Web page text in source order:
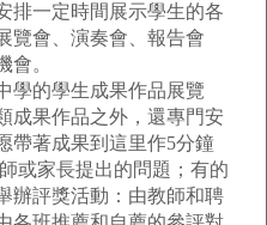
排一定時間展示學生的各
覽會、演奏會、報告會
會。
的學生成果作品展覽
成果作品之外，還專門安
帶著成果到這里作5分鐘
或家長提出的問題；有的
辦評獎活動：由教師和聘